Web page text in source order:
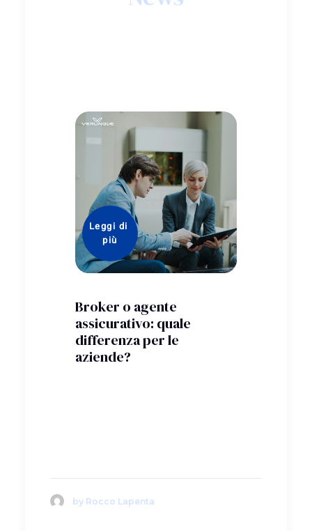
Broker o agente
assicurativo: quale
differenza per le
aziende?
Leggi di
più
by Rocco Lapenta